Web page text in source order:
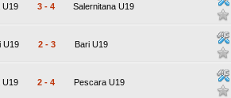
U19 3 - 4 Salernitana U19
U19 2 - 3 Bari U19
U19 2 - 4 Pescara U19